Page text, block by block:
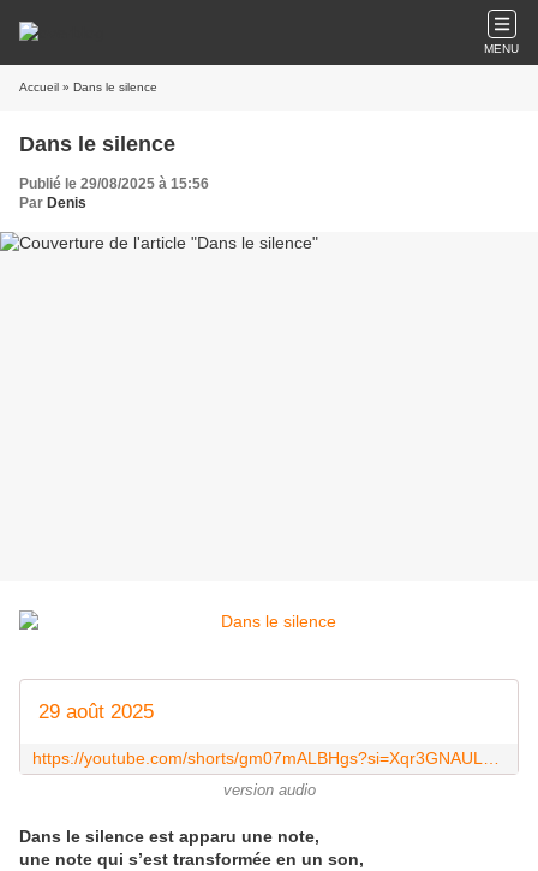
MENU
Accueil » Dans le silence
Dans le silence
Publié le 29/08/2025 à 15:56
Par Denis
29 août 2025
version audio
Dans le silence est apparu une note,
une note qui s’est transformée en un son,